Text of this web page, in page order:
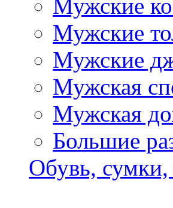
Мужские
Мужские
Мужские
Мужская
Мужская
Большие
Обувь, сумки,